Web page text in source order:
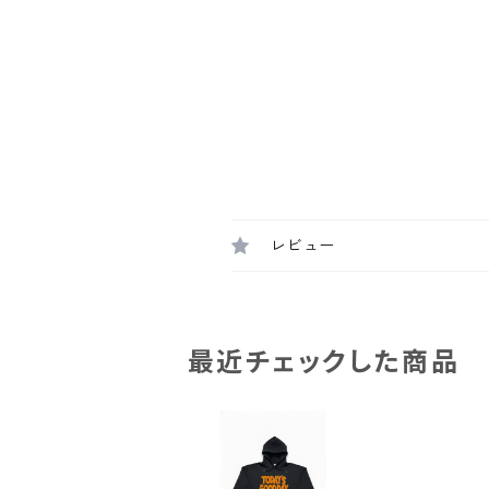
レビュー
最近チェックした商品